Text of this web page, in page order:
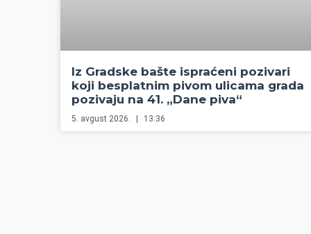
Iz Gradske bašte ispraćeni pozivari
koji besplatnim pivom ulicama grada
pozivaju na 41. „Dane piva“
5. avgust 2026. 13:36